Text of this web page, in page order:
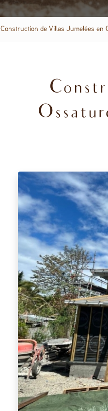
Construction de Villas Jumelées en